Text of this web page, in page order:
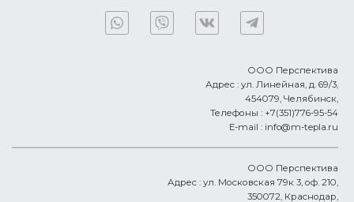
ООО Перспектива
Адрес : ул. Линейная, д. 69/3,
454079, Челябинск,
Телефоны : +7(351)776-95-54
E-mail : info@m-tepla.ru
ООО Перспектива
Адрес : ул. Московская 79к 3, оф. 210,
350072, Краснодар,